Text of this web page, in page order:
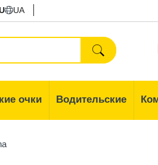
UA
очки Водительские